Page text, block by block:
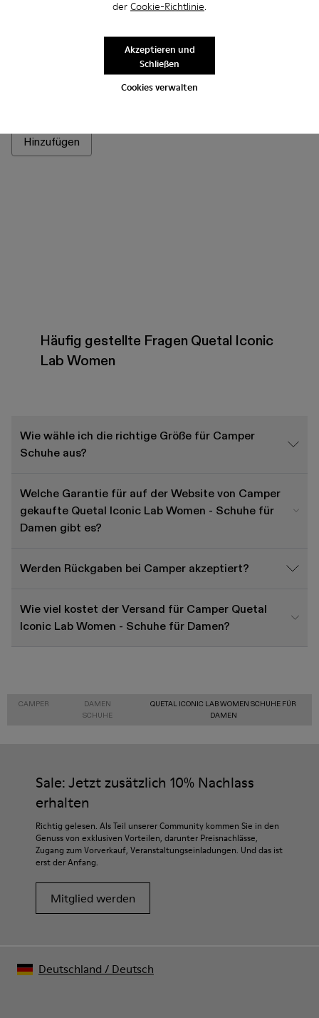
der Cookie-Richtlinie.
Cookies verwalten
Akzeptieren und
Schließen
Quetal - A700021-002 - Brauner Stiefel aus Nubukleder
Quetal - A700021-008 - Red
Quetal - A700021-007 - Multicolor
Quetal - A700021-004 - Weißer
Quetal - A700021-003 -
Hinzufügen
Häufig gestellte Fragen Quetal Iconic
Lab Women
Wie wähle ich die richtige Größe für Camper
Schuhe aus?
Welche Garantie für auf der Website von Camper
gekaufte Quetal Iconic Lab Women - Schuhe für
Damen gibt es?
Werden Rückgaben bei Camper akzeptiert?
Wie viel kostet der Versand für Camper Quetal
Iconic Lab Women - Schuhe für Damen?
CAMPER
DAMEN
SCHUHE
QUETAL ICONIC LAB WOMEN SCHUHE FÜR
DAMEN
Sale: Jetzt zusätzlich 10% Nachlass
erhalten
Richtig gelesen. Als Teil unserer Community kommen Sie in den
Genuss von exklusiven Vorteilen, darunter Preisnachlässe,
Zugang zum Vorverkauf, Veranstaltungseinladungen. Und das ist
erst der Anfang.
Mitglied werden
Deutschland / Deutsch